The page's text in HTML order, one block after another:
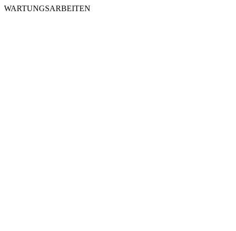
WARTUNGSARBEITEN